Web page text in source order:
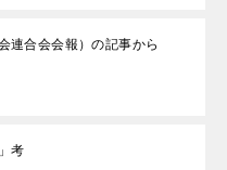
連合会会報）の記事から
考